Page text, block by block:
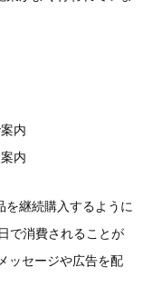
内
内
を継続購入するように
で消費されることが
ッセージや広告を配